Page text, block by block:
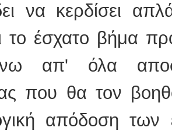
να κερδίσει
το έσχατο βήμα
απ' όλα
που θα τον
απόδοση